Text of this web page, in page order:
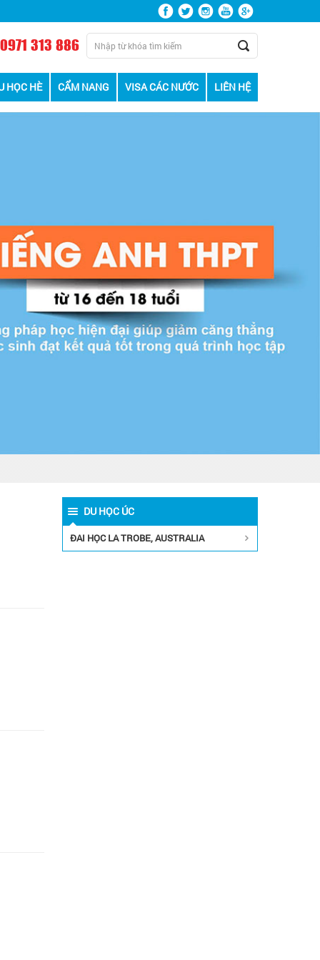
0971 313 886
HỌC HÈ CẨM NANG VISA CÁC NƯỚC LIÊN HỆ
DU HỌC ÚC
ĐAI HỌC LA TROBE, AUSTRALIA